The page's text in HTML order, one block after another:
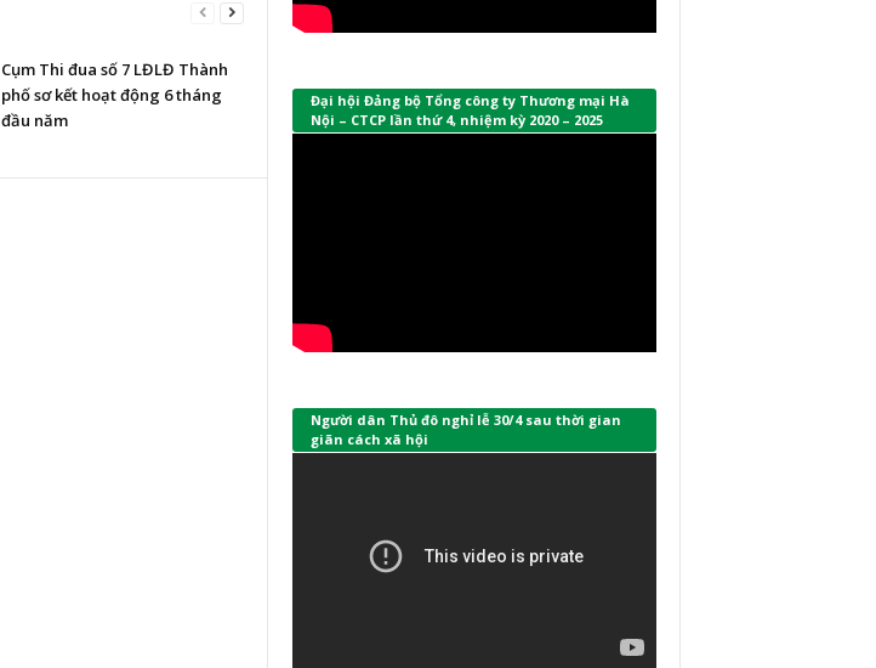
Cụm Thi đua số 7 LĐLĐ Thành
phố sơ kết hoạt động 6 tháng
đầu năm
Đại hội Đảng bộ Tổng công ty Thương mại Hà
Nội – CTCP lần thứ 4, nhiệm kỳ 2020 – 2025
Người dân Thủ đô nghỉ lễ 30/4 sau thời gian
giãn cách xã hội